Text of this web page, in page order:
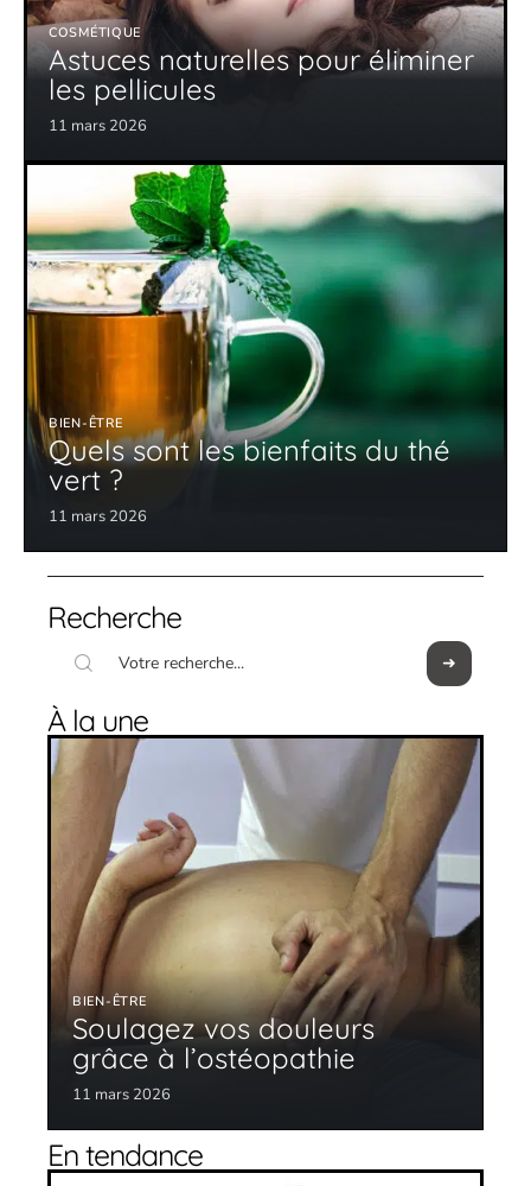
COSMÉTIQUE
Astuces naturelles pour éliminer
les pellicules
11 mars 2026
BIEN-ÊTRE
Quels sont les bienfaits du thé
vert ?
11 mars 2026
Recherche
À la une
BIEN-ÊTRE
Soulagez vos douleurs
grâce à l’ostéopathie
11 mars 2026
En tendance